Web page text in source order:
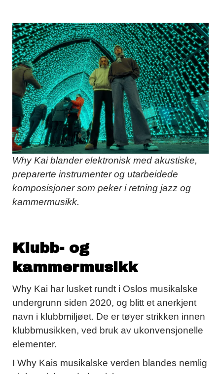
Why Kai blander elektronisk med akustiske,
preparerte instrumenter og utarbeidede
komposisjoner som peker i retning jazz og
kammermusikk.
Klubb- og
kammermusikk
Why Kai har lusket rundt i Oslos musikalske
undergrunn siden 2020, og blitt et anerkjent
navn i klubbmiljøet. De er tøyer strikken innen
klubbmusikken, ved bruk av ukonvensjonelle
elementer.
I Why Kais musikalske verden blandes nemlig